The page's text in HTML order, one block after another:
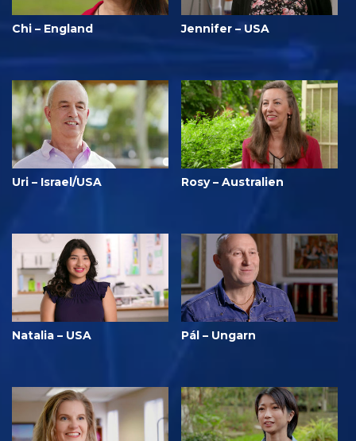
Chi – England Jennifer – USA
Uri – Israel/USA Rosy – Australien
Natalia – USA Pál – Ungarn